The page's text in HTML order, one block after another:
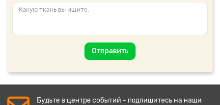
Отправить
Будьте в центре событий - подпишитесь на наши